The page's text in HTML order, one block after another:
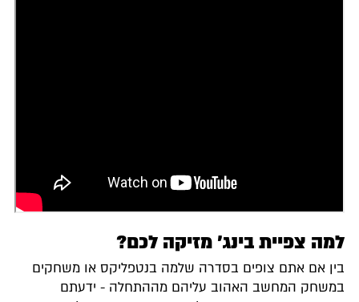
למה צפיית בינג' מזיקה לכם?
בין אם אתם צופים בסדרה שלמה בנטפליקס או משחקים
במשחק המחשב האהוב עליהם מההתחלה - ידעתם